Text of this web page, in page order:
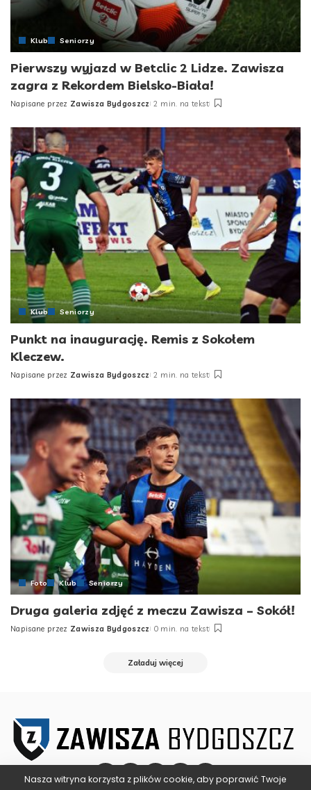
Klub Seniorzy
Pierwszy wyjazd w Betclic 2 Lidze. Zawisza
zagra z Rekordem Bielsko-Biała!
Posted
Napisane przez Zawisza Bydgoszcz 2 min. na tekst
Klub Seniorzy
Punkt na inaugurację. Remis z Sokołem
Kleczew.
Posted
Napisane przez Zawisza Bydgoszcz 2 min. na tekst
Foto Klub Seniorzy
Druga galeria zdjęć z meczu Zawisza – Sokół!
Posted
Napisane przez Zawisza Bydgoszcz 0 min. na tekst
Załaduj więcej
Nasza witryna korzysta z plików cookie, aby poprawić Twoje